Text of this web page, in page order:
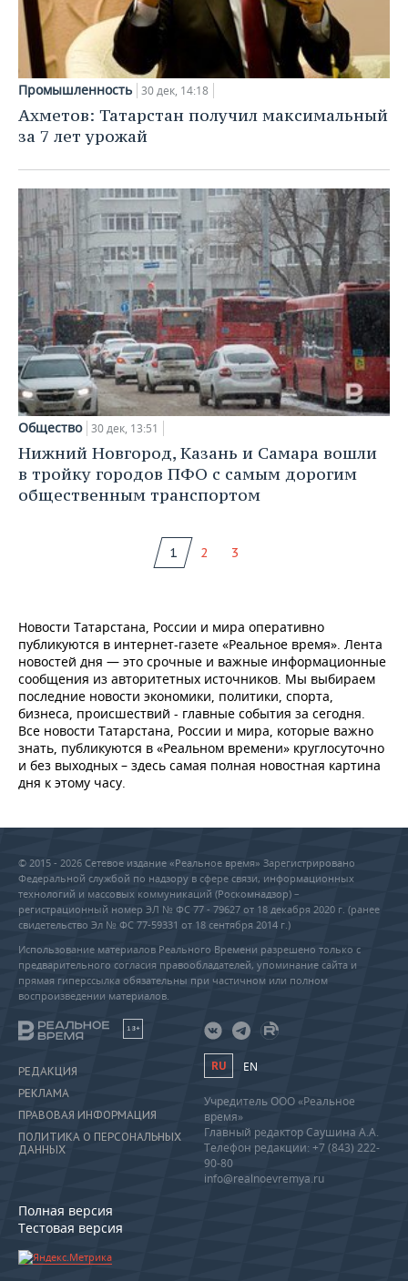
Промышленность 30 дек, 14:18
Ахметов: Татарстан получил максимальный
за 7 лет урожай
Общество 30 дек, 13:51
Нижний Новгород, Казань и Самара вошли
в тройку городов ПФО с самым дорогим
общественным транспортом
1 2 3
Новости Татарстана, России и мира оперативно
публикуются в интернет-газете «Реальное время». Лента
новостей дня — это срочные и важные информационные
сообщения из авторитетных источников. Мы выбираем
последние новости экономики, политики, спорта,
бизнеса, происшествий - главные события за сегодня.
Все новости Татарстана, России и мира, которые важно
знать, публикуются в «Реальном времени» круглосуточно
и без выходных – здесь самая полная новостная картина
дня к этому часу.
© 2015 - 2026 Сетевое издание «Реальное время» Зарегистрировано
Федеральной службой по надзору в сфере связи, информационных
технологий и массовых коммуникаций (Роскомнадзор) –
регистрационный номер ЭЛ № ФС 77 - 79627 от 18 декабря 2020 г. (ранее
свидетельство Эл № ФС 77-59331 от 18 сентября 2014 г.)
Использование материалов Реального Времени разрешено только с
предварительного согласия правообладателей, упоминание сайта и
прямая гиперссылка обязательны при частичном или полном
воспроизведении материалов.
18+
РЕДАКЦИЯ
РЕКЛАМА
ПРАВОВАЯ ИНФОРМАЦИЯ
ПОЛИТИКА О ПЕРСОНАЛЬНЫХ
ДАННЫХ
Полная версия
Тестовая версия
RU EN
Учредитель ООО «Реальное
время»
Главный редактор Саушина А.А.
Телефон редакции: +7 (843) 222-
90-80
info@realnoevremya.ru